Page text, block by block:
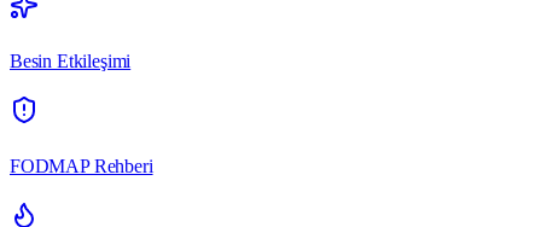
Besin Etkileşimi
FODMAP Rehberi